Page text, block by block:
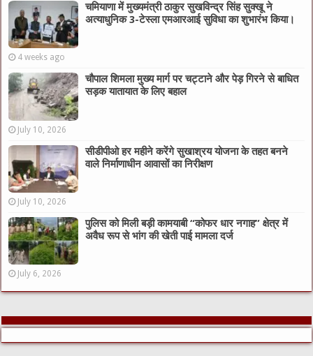
चमियाणा में मुख्यमंत्री ठाकुर सुखविन्द्र सिंह सुक्खू ने
अत्याधुनिक 3-टेस्ला एमआरआई सुविधा का शुभारंभ किया।
4 weeks ago
चौपाल शिमला मुख्य मार्ग पर चट्टाने और पेड़ गिरने से बाधित
सड़क यातायात के लिए बहाल
July 10, 2026
सीडीपीओ हर महीने करेंगे सुखाश्रय योजना के तहत बनने
वाले निर्माणाधीन आवासों का निरीक्षण
July 10, 2026
पुलिस को मिली बड़ी कामयाबी “कोफर धार नगाह” क्षेत्र में
अवैध रूप से भांग की खेती पाई मामला दर्ज
July 6, 2026